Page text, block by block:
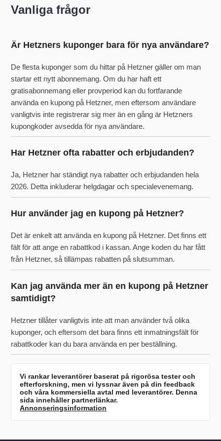
Vanliga frågor
Är Hetzners kuponger bara för nya användare?
De flesta kuponger som du hittar på Hetzner gäller om man
startar ett nytt abonnemang. Om du har haft ett
gratisabonnemang eller provperiod kan du fortfarande
använda en kupong på Hetzner, men eftersom användare
vanligtvis inte registrerar sig mer än en gång är Hetzners
kupongkoder avsedda för nya användare.
Har Hetzner ofta rabatter och erbjudanden?
Ja, Hetzner har ständigt nya rabatter och erbjudanden hela
2026. Detta inkluderar helgdagar och specialevenemang.
Hur använder jag en kupong på Hetzner?
Det är enkelt att använda en kupong på Hetzner. Det finns ett
fält för att ange en rabattkod i kassan. Ange koden du har fått
från Hetzner, så tillämpas rabatten på slutsumman.
Kan jag använda mer än en kupong på Hetzner
samtidigt?
Hetzner tillåter vanligtvis inte att man använder två olika
kuponger, och eftersom det bara finns ett inmatningsfält för
rabattkoder kan du bara använda en per beställning.
Vi rankar leverantörer baserat på rigorösa tester och
efterforskning, men vi lyssnar även på din feedback
och våra kommersiella avtal med leverantörer. Denna
sida innehåller partnerlänkar.
Annonseringsinformation